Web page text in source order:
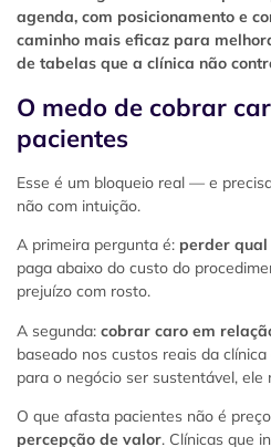
agenda, com posicionamento e
caminho mais eficaz para
de tabelas que a clínica não
O medo de cobrar
pacientes
Esse é um bloqueio real — e
não com intuição.
A primeira pergunta é: perder qual
paga abaixo do custo do
prejuízo com rosto.
A segunda: cobrar caro em
baseado nos custos reais da
para o negócio ser sustentável,
O que afasta pacientes não é
percepção de valor. Clínicas que